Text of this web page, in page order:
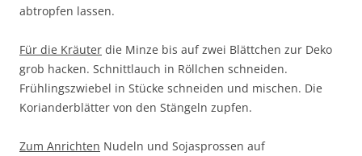
abtropfen lassen.
Für die Kräuter die Minze bis auf zwei Blättchen zur Deko
grob hacken. Schnittlauch in Röllchen schneiden.
Frühlingszwiebel in Stücke schneiden und mischen. Die
Korianderblätter von den Stängeln zupfen.
Zum Anrichten Nudeln und Sojasprossen auf